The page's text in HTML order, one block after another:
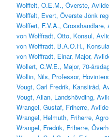
Wolffelt, O.E.M., Överste,
Wolffelt, Evert, Överste Jönk
Wolffert, F.V.A., Grosshandlare,
von Wolffradt, Otto, Konsul,
von Wolffradt, B.A.O.H.,
von Wolffradt, Einar, Major,
Wollert, C.W.E., Major, 70-
Wollin, Nils, Professor,
Vougt, Carl Fredrik, Kansliråd,
Vougt, Allan, Landshövding,
Wrangel, Gustaf, Friherre,
Wrangel, Helmuth, Friherre,
Wrangel, Fredrik, Friherre,